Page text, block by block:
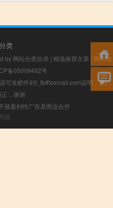
类
by 网站分类目录 | 精选推荐文章 | 网站地
备05009492号
可发邮件到f_fb#foxmail.com说明，我们
，谢谢
接盈利性广告及商业合作
孩